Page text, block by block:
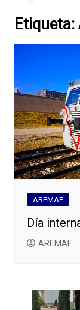
Etiqueta:
AREMAF
Día
AREMAF